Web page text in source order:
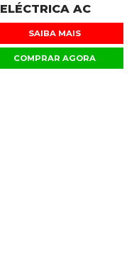
ELÉCTRICA AC
SAIBA MAIS
COMPRAR AGORA